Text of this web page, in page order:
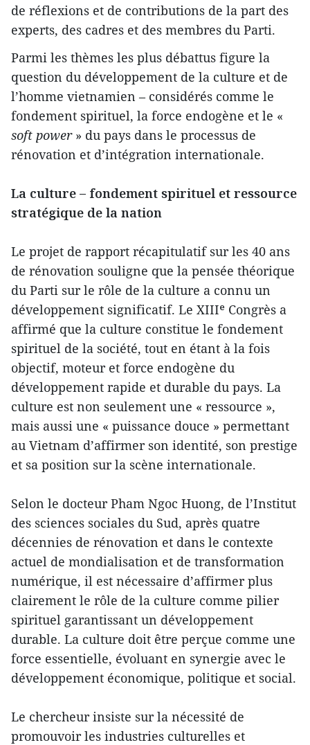
de réflexions et de contributions de la part des
experts, des cadres et des membres du Parti.
Parmi les thèmes les plus débattus figure la
question du développement de la culture et de
l’homme vietnamien – considérés comme le
fondement spirituel, la force endogène et le «
soft power» du pays dans le processus de
rénovation et d’intégration internationale.
La culture – fondement spirituel et ressource
stratégique de la nation
Le projet de rapport récapitulatif sur les 40 ans
de rénovation souligne que la pensée théorique
du Parti sur le rôle de la culture a connu un
développement significatif. Le XIIIᵉ Congrès a
affirmé que la culture constitue le fondement
spirituel de la société, tout en étant à la fois
objectif, moteur et force endogène du
développement rapide et durable du pays. La
culture est non seulement une « ressource »,
mais aussi une « puissance douce » permettant
au Vietnam d’affirmer son identité, son prestige
et sa position sur la scène internationale.
Selon le docteur Pham Ngoc Huong, de l’Institut
des sciences sociales du Sud, après quatre
décennies de rénovation et dans le contexte
actuel de mondialisation et de transformation
numérique, il est nécessaire d’affirmer plus
clairement le rôle de la culture comme pilier
spirituel garantissant un développement
durable. La culture doit être perçue comme une
force essentielle, évoluant en synergie avec le
développement économique, politique et social.
Le chercheur insiste sur la nécessité de
promouvoir les industries culturelles et